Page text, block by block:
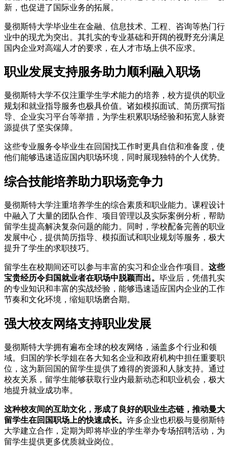
新，也促进了国际业务的拓展。
曼彻斯特大学毕业生在金融、信息技术、工程、咨询等热门行
业中的现尤为突出。其扎实的专业基础和开阔的视野充分满足
国内企业对高端人才的要求，在人才市场上供不应求。
职业发展支持服务助力顺利融入职场
曼彻斯特大学不仅注重学生学术能力的培养，校方提供的职业
规划和就业指导服务也极具价值。诸如模拟面试、简历撰写指
导、企业实习平台等举措，为学生积累职场经验和拓宽人脉资
源提供了坚实保障。
这些专业服务令毕业生在回国找工作时更具自信和准备度，使
他们能够迅速适应国内职场环境，同时展现独特的个人优势。
综合技能培养助力职场竞争力
曼彻斯特大学注重培养学生的综合素质和职业能力。课程设计
中融入了大量的团队合作、项目管理以及实际案例分析，帮助
留学生提高解决复杂问题的能力。同时，学校配备完善的职业
发展中心，提供简历指导、模拟面试和职业规划等服务，极大
提升了学生的求职技巧。
留学生在校期间还可以参与丰富的实习和企业合作项目。 这些
宝贵经历令归国就业者在职场中脱颖而出。 毕业后，凭借扎实
的专业知识和丰富的实战经验，能够迅速适应国内企业的工作
节奏和文化环境，缩短职场磨合期。
强大校友网络支持职业发展
曼彻斯特大学拥有遍布全球的校友网络，涵盖多个行业和领
域。归国的学长学姐在各大知名企业和政府机构中担任重要职
位，这为新回国的留学生提供了难得的资源和人脉支持。通过
校友关系，留学生能够获取行业内最新动态和职业机会，极大
地提升就业成功率。
这种校友间的互助文化，形成了良好的职业生态链，推动曼大
留学生在回国职场上的快速成长。 许多企业也积极与曼彻斯特
大学建立合作，定期为即将毕业的学生举办专场招聘活动，为
留学生提供更多优质就业岗位。